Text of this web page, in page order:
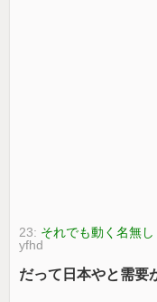
23: それでも動く名無し
yfhd
だって日本やと需要